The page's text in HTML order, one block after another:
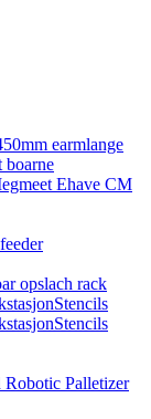
earmlange
boarne
Ehave CM
opslach rack
Palletizer